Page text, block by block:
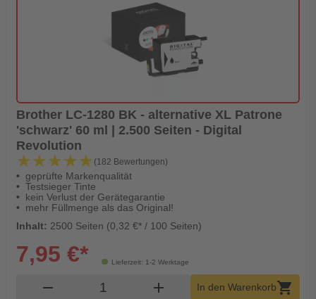
Brother LC-1280 BK - alternative XL Patrone
'schwarz' 60 ml | 2.500 Seiten - Digital
Revolution
★★★★★
★★★★★ (182 Bewertungen)
geprüfte Markenqualität
Testsieger Tinte
kein Verlust der Gerätegarantie
mehr Füllmenge als das Original!
Inhalt: 2500 Seiten (0,32 €* / 100 Seiten)
Lieferzeit: 1-2 Werktage
7,95 €*
remove Produkt Warenkorb Menge
add In den Warenkorbshopping_cart